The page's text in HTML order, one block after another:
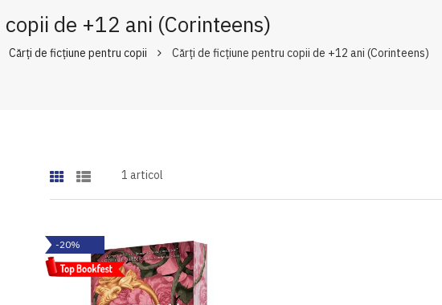
de +12 ani (Corinteens)
Cărți de ficțiune pentru copii Cărți de ficțiune pentru copii de +12 ani (Corinteens)
1 articol
-20%